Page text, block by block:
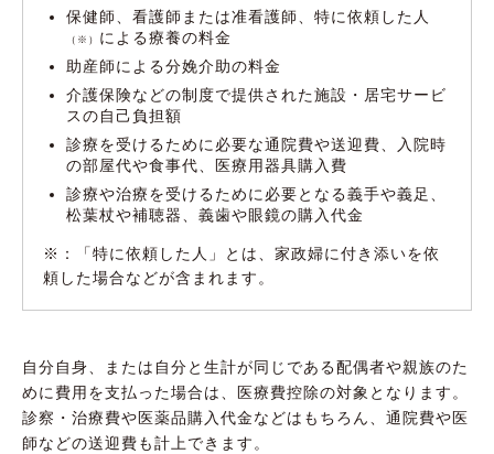
保健師、看護師または准看護師、特に依頼した人
（※） による療養の料金
助産師による分娩介助の料金
介護保険などの制度で提供された施設・居宅サービ
スの自己負担額
診療を受けるために必要な通院費や送迎費、入院時
の部屋代や食事代、医療用器具購入費
診療や治療を受けるために必要となる義手や義足、
松葉杖や補聴器、義歯や眼鏡の購入代金
※：「特に依頼した人」とは、家政婦に付き添いを依
頼した場合などが含まれます。
自分自身、または自分と生計が同じである配偶者や親族のた
めに費用を支払った場合は、医療費控除の対象となります。
診察・治療費や医薬品購入代金などはもちろん、通院費や医
師などの送迎費も計上できます。